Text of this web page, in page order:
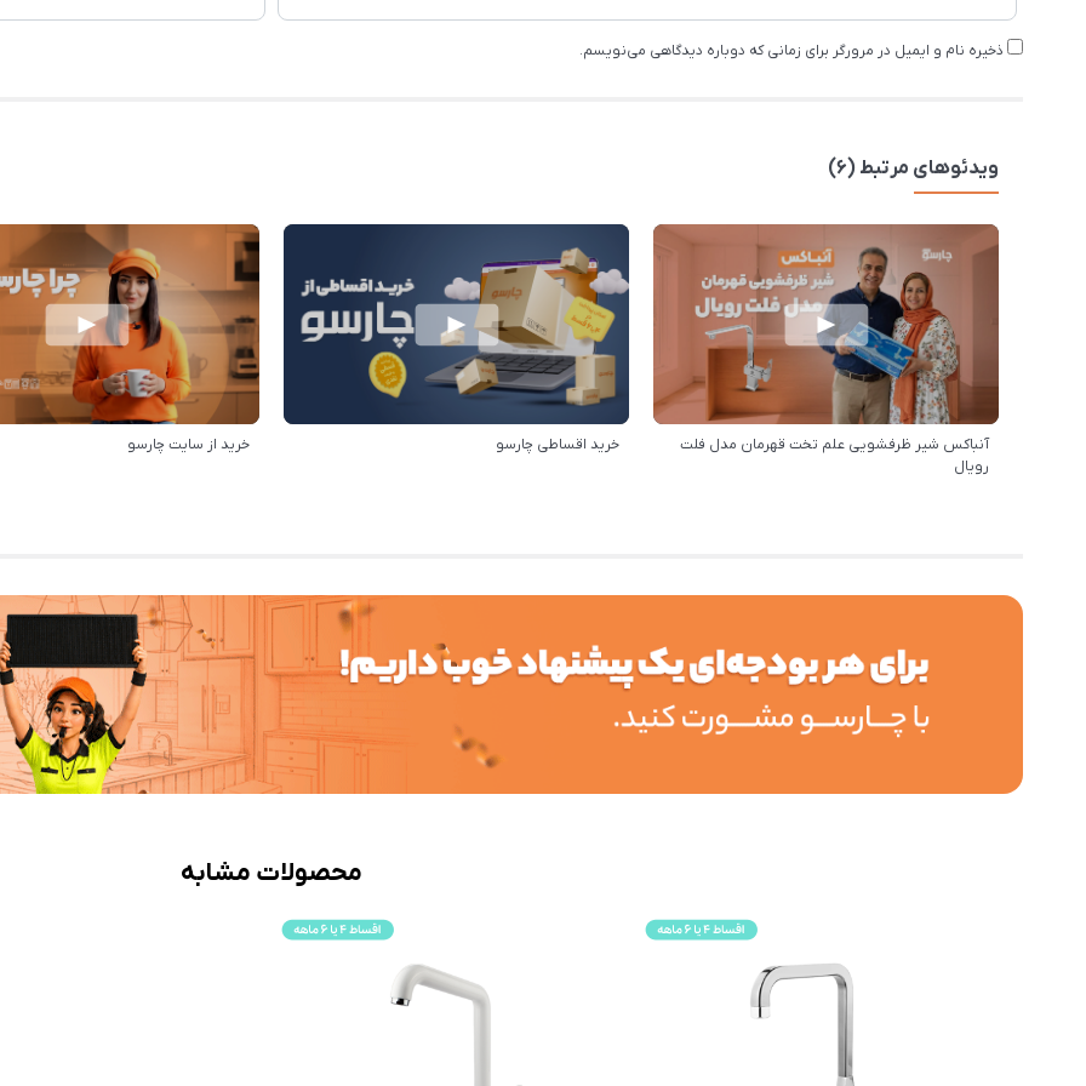
ذخیره نام و ایمیل در مرورگر برای زمانی که دوباره دیدگاهی می‌نویسم.
ویدئوهای مرتبط (6)
آنباکس شیر ظرفشویی علم تخت قهرمان مدل فلت
رویال
خرید اقساطی چارسو خرید از سایت چارسو
محصولات مشابه